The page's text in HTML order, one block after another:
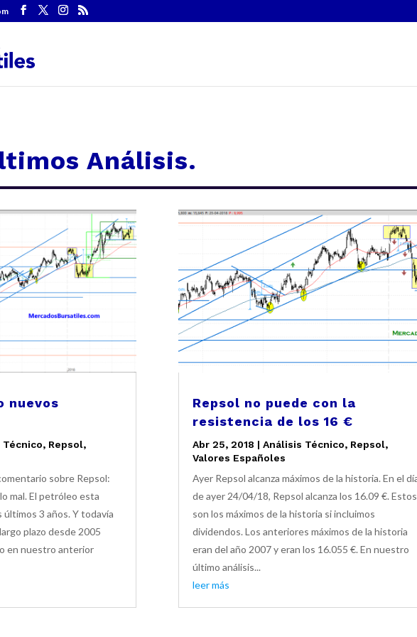
Análisis.
nuevos
Técnico, Repsol,
sobre Repsol:
mal. El petróleo esta
últimos 3 años. Y todavía
plazo desde 2005
en nuestro anterior
Repsol no puede con la
resistencia de los 16 €
Abr 25, 2018 | Análisis Técnico, Repsol,
Valores Españoles
Ayer Repsol alcanza máximos de la historia. En el
de ayer 24/04/18, Repsol alcanza los 16.09 €. Estos
son los máximos de la historia si incluimos
dividendos. Los anteriores máximos de la historia
eran del año 2007 y eran los 16.055 €. En nuestro
último análisis...
leer más